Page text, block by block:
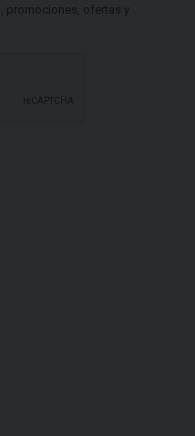
promociones, ofertas y